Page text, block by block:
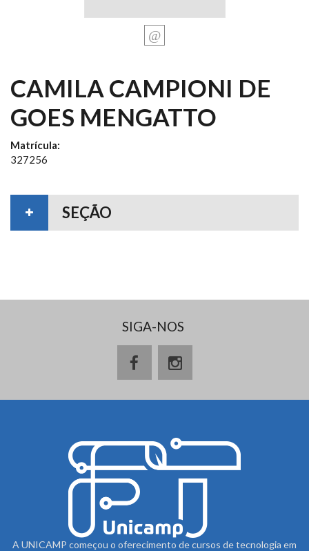
CAMILA CAMPIONI DE
GOES MENGATTO
Matrícula:
327256
SEÇÃO
SIGA-NOS
A UNICAMP começou o oferecimento de cursos de tecnologia em